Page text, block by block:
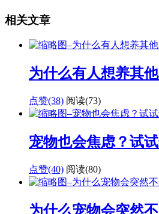
相关文章
为什么有人想养其
点赞(38) 阅读(73)
宠物也会焦虑？试
点赞(40) 阅读(80)
为什么宠物会突然